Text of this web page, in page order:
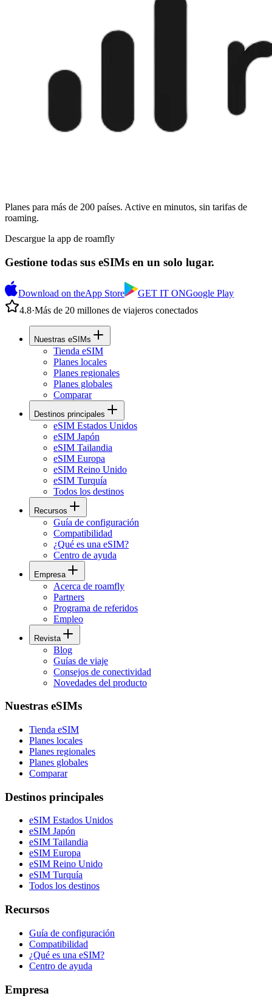
Planes para más de 200 países. Active en minutos, sin tarifas de
roaming.
Descargue la app de roamfly
Gestione todas sus eSIMs en un solo lugar.
Download on theApp Store GET IT ONGoogle Play
4.8·Más de 20 millones de viajeros conectados
Nuestras eSIMs
Tienda eSIM
Planes locales
Planes regionales
Planes globales
Comparar
Destinos principales
eSIM Estados Unidos
eSIM Japón
eSIM Tailandia
eSIM Europa
eSIM Reino Unido
eSIM Turquía
Todos los destinos
Recursos
Guía de configuración
Compatibilidad
¿Qué es una eSIM?
Centro de ayuda
Empresa
Acerca de roamfly
Partners
Programa de referidos
Empleo
Revista
Blog
Guías de viaje
Consejos de conectividad
Novedades del producto
Nuestras eSIMs
Tienda eSIM
Planes locales
Planes regionales
Planes globales
Comparar
Destinos principales
eSIM Estados Unidos
eSIM Japón
eSIM Tailandia
eSIM Europa
eSIM Reino Unido
eSIM Turquía
Todos los destinos
Recursos
Guía de configuración
Compatibilidad
¿Qué es una eSIM?
Centro de ayuda
Empresa